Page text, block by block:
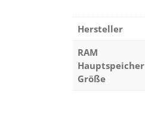
Hersteller
RAM
Hauptspeicher
Größe